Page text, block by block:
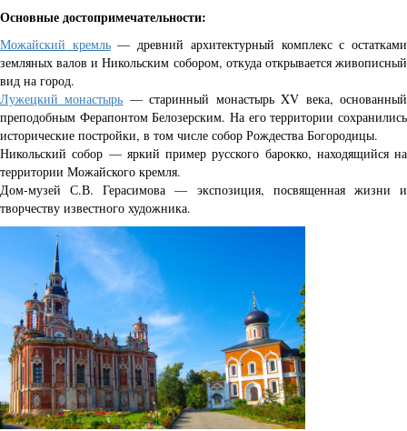
Основные достопримечательности:
Можайский кремль— древний архитектурный комплекс с остатками
земляных валов и Никольским собором, откуда открывается живописный
вид на город.
Лужецкий монастырь — старинный монастырь XV века, основанный
преподобным Ферапонтом Белозерским. На его территории сохранились
исторические постройки, в том числе собор Рождества Богородицы.
Никольский собор — яркий пример русского барокко, находящийся на
территории Можайского кремля.
Дом-музей С.В. Герасимова — экспозиция, посвященная жизни и
творчеству известного художника.